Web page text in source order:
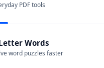
PDF tools
Words
word puzzles faster